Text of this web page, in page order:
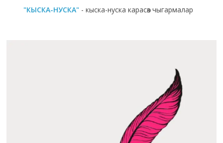
"КЫСКА-НУСКА" - кыска-нуска карасөз чыгармалар